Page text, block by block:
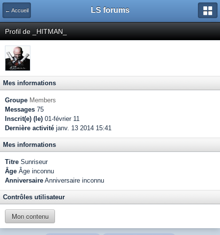
← Accueil LS forums
Profil de _HITMAN_
Mes informations
Groupe Members
Messages 75
Inscrit(e) (le) 01-février 11
Dernière activité janv. 13 2014 15:41
Mes informations
Titre Sunriseur
Âge Âge inconnu
Anniversaire Anniversaire inconnu
Contrôles utilisateur
Mon contenu